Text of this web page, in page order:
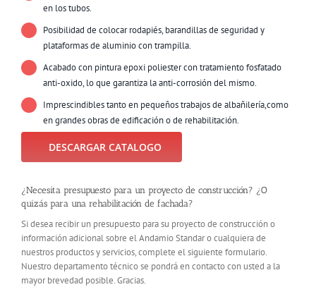
en los tubos.
Posibilidad de colocar rodapiés, barandillas de seguridad y
plataformas de aluminio con trampilla.
Acabado con pintura epoxi poliester con tratamiento fosfatado
anti-oxido, lo que garantiza la anti-corrosión del mismo.
Imprescindibles tanto en pequeños trabajos de albañilería,como
en grandes obras de edificación o de rehabilitación.
DESCARGAR CATALOGO
¿Necesita presupuesto para un proyecto de construcción? ¿O
quizás para una rehabilitación de fachada?
Si desea recibir un presupuesto para su proyecto de construcción o
información adicional sobre el Andamio Standar o cualquiera de
nuestros productos y servicios, complete el siguiente formulario.
Nuestro departamento técnico se pondrá en contacto con usted a la
mayor brevedad posible. Gracias.